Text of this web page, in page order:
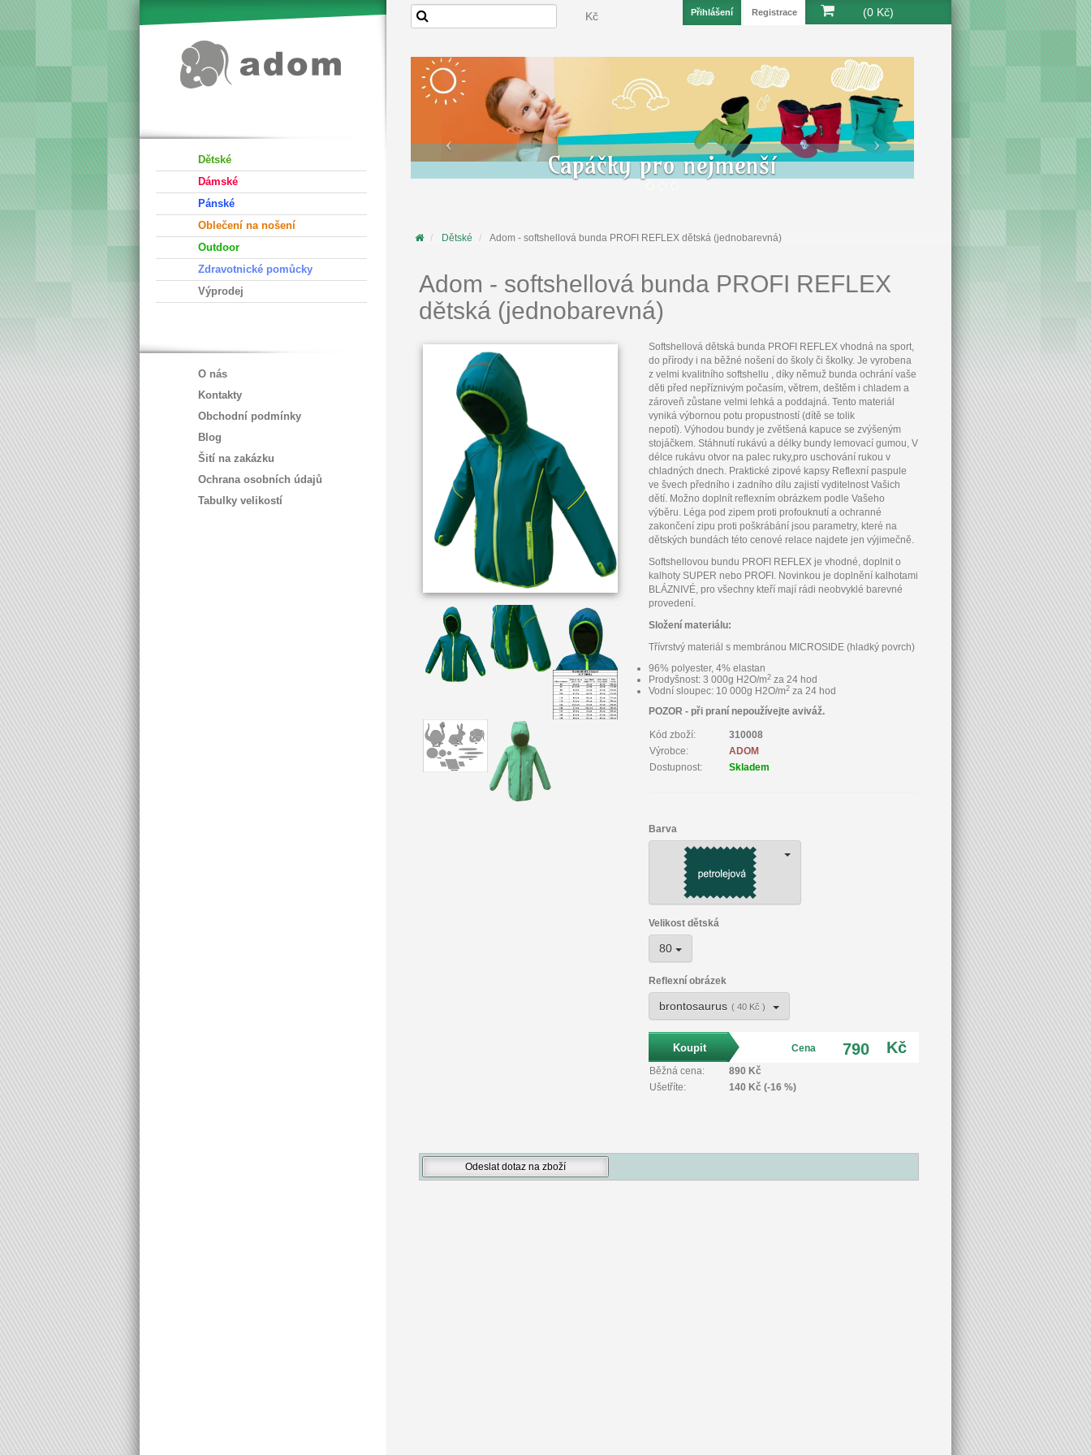
Dětské
Dámské
Pánské
Oblečení na nošení
Outdoor
Zdravotnické pomůcky
Výprodej
O nás
Kontakty
Obchodní podmínky
Blog
Šití na zakázku
Ochrana osobních údajů
Tabulky velikostí
Přihlášení Registrace
Kč (0 Kč)
Capáčky pro nejmenší
Dětské Adom - softshellová bunda PROFI REFLEX dětská (jednobarevná)
Adom - softshellová bunda PROFI REFLEX
dětská (jednobarevná)
Softshellová dětská bunda PROFI REFLEX vhodná na sport,
do přírody i na běžné nošení do školy či školky. Je vyrobena
z velmi kvalitního softshellu , díky němuž bunda ochrání vaše
děti před nepříznivým počasím, větrem, deštěm i chladem a
zároveň zůstane velmi lehká a poddajná. Tento materiál
vyniká výbornou potu propustností (dítě se tolik
nepotí). Výhodou bundy je zvětšená kapuce se zvýšeným
stojáčkem. Stáhnutí rukávú a délky bundy lemovací gumou, V
délce rukávu otvor na palec ruky,pro uschování rukou v
chladných dnech. Praktické zipové kapsy Reflexní paspule
ve švech předního i zadního dílu zajistí vyditelnost Vašich
dětí. Možno doplnít reflexním obrázkem podle Vašeho
výběru. Léga pod zipem proti profouknutí a ochranné
zakončení zipu proti poškrábání jsou parametry, které na
dětských bundách této cenové relace najdete jen výjimečně.
Softshellovou bundu PROFI REFLEX je vhodné, doplnit o
kalhoty SUPER nebo PROFI. Novinkou je doplnění kalhotami
BLÁZNIVÉ, pro všechny kteří mají rádi neobvyklé barevné
provedení.
Složení materiálu:
Třívrstvý materiál s membránou MICROSIDE (hladký povrch)
96% polyester, 4% elastan
Prodyšnost: 3 000g H2O/m2 za 24 hod
Vodní sloupec: 10 000g H2O/m2 za 24 hod
POZOR - při praní nepoužívejte aviváž.
Kód zboží:
310008
Výrobce:
ADOM
Dostupnost:
Skladem
Barva
Velikost dětská
80
Reflexní obrázek
brontosaurus ( 40 Kč )
Cena 790 Kč
Běžná cena:
890 Kč
Ušetříte:
140 Kč (-16 %)